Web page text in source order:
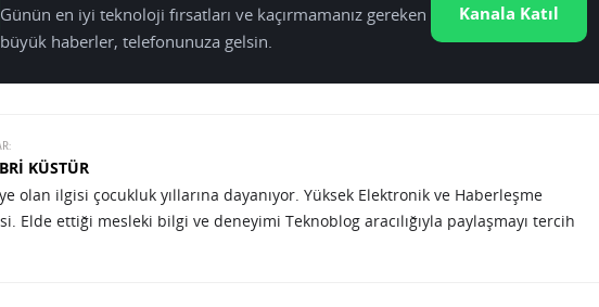
Günün en iyi teknoloji fırsatları ve kaçırmamanız gereken
büyük haberler, telefonunuza gelsin.
Kanala Katıl
KÜSTÜR
olan ilgisi çocukluk yıllarına dayanıyor. Yüksek Elektronik ve Haberleşme
Elde ettiği mesleki bilgi ve deneyimi Teknoblog aracılığıyla paylaşmayı tercih